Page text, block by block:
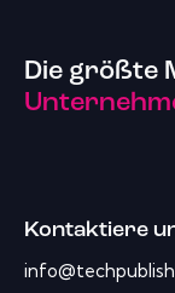
Die größte
Kontaktiere